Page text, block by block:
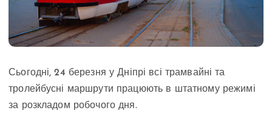
Сьогодні, 24 березня у Дніпрі всі трамвайні та
тролейбусні маршрути працюють в штатному режимі
за розкладом робочого дня.